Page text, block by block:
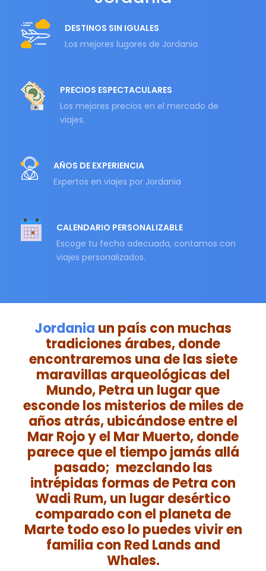
DESTINOS SIN IGUALES
Los mejores lugares de Jordania
PRECIOS ESPECTACULARES
Los mejores precios en el mercado de
viajes.
AÑOS DE EXPERIENCIA
Expertos en viajes por Jordania
CALENDARIO PERSONALIZABLE
Escoge tu fecha adecuada, contamos con
viajes personalizados.
Jordania un país con muchas
tradiciones árabes, donde
encontraremos una de las siete
maravillas arqueológicas del
Mundo, Petra un lugar que
esconde los misterios de miles de
años atrás, ubicándose entre el
Mar Rojo y el Mar Muerto, donde
parece que el tiempo jamás allá
pasado; mezclando las
intrépidas formas de Petra con
Wadi Rum, un lugar desértico
comparado con el planeta de
Marte todo eso lo puedes vivir en
familia con Red Lands and
Whales.